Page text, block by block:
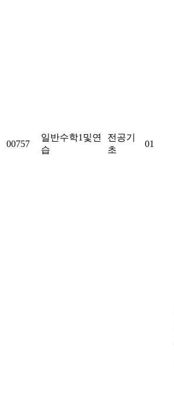
00757
일반수학1및연
습
전공기
초
01